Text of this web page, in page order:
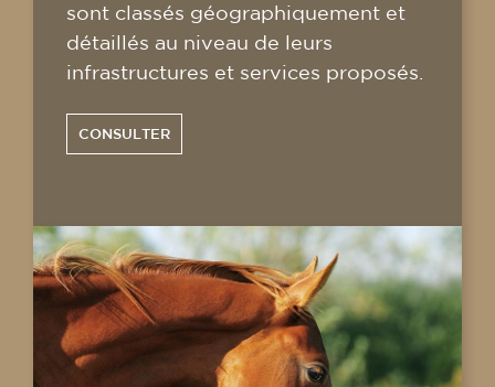
sont classés géographiquement et
détaillés au niveau de leurs
infrastructures et services proposés.
CONSULTER